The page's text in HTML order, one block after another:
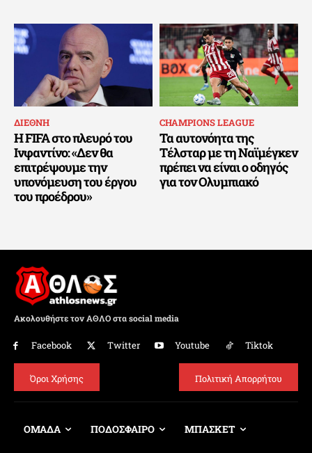
ΔΙΕΘΝΗ
Η FIFA στο πλευρό του
Ινφαντίνο: «Δεν θα
επιτρέψουμε την
υπονόμευση του έργου
του προέδρου»
CHAMPIONS LEAGUE
Τα αυτονόητα της
Τέλσταρ με τη Ναϊμέγκεν
πρέπει να είναι ο οδηγός
για τον Ολυμπιακό
Ακολουθήστε τον ΑΘΛΟ στα social media
Facebook Twitter Youtube Tiktok
Όροι Χρήσης Πολιτική Απορρήτου
ΟΜΑΔΑ ΠΟΔΟΣΦΑΙΡΟ ΜΠΑΣΚΕΤ